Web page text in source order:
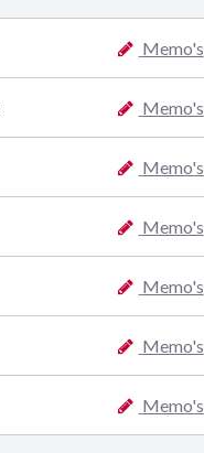
Memo's
Memo's
Memo's
Memo's
Memo's
Memo's
Memo's